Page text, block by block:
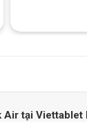
Air tại